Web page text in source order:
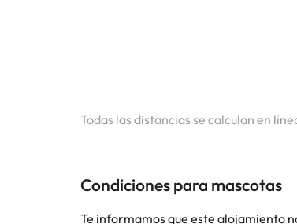
Todas las distancias se calculan en
Condiciones para mascotas
Te informamos que este alojamiento